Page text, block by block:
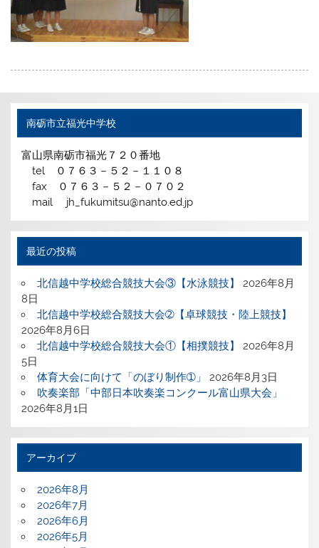
南砺市立福光中学校
富山県南砺市福光７２０番地
tel ０７６３－５２－１１０８
fax ０７６３－５２－０７０２
mail jh_fukumitsu@nanto.ed.jp
最近の投稿
北信越中学校総合競技大会③【水泳競技】
2026年8月
8日
北信越中学校総合競技大会➁【卓球競技・陸上競技】
2026年8月6日
北信越中学校総合競技大会①【相撲競技】
2026年8月
5日
体育大会に向けて「のぼり制作➀」
2026年8月3日
吹奏楽部「中部日本吹奏楽コンクール富山県大会」
2026年8月1日
アーカイブ
2026年8月
2026年7月
2026年6月
2026年5月